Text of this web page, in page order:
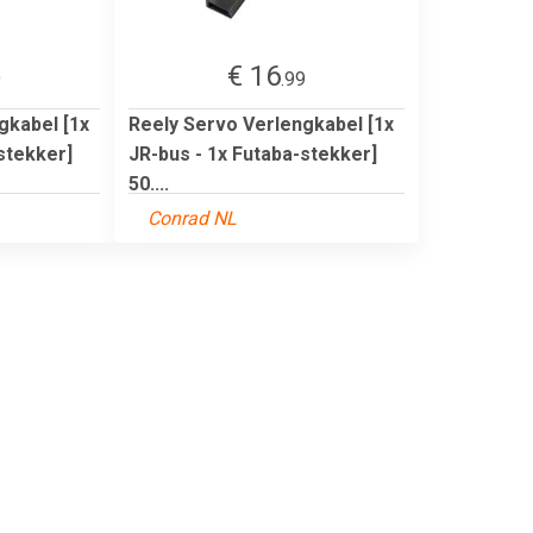
[1x
€ 16.99
Reely Servo Verlengkabel [1x
JR-bus - 1x Futaba-stekker]
50....
Conrad NL